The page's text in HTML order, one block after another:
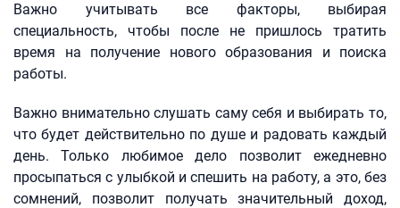
Важно учитывать все факторы, выбирая
специальность, чтобы после не пришлось тратить
время на получение нового образования и поиска
работы.
Важно внимательно слушать саму себя и выбирать то,
что будет действительно по душе и радовать каждый
день. Только любимое дело позволит ежедневно
просыпаться с улыбкой и спешить на работу, а это, без
сомнений, позволит получать значительный доход,